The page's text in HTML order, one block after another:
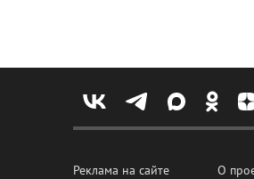
Реклама на сайте
О